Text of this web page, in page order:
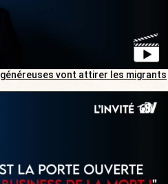
généreuses vont attirer les migrants